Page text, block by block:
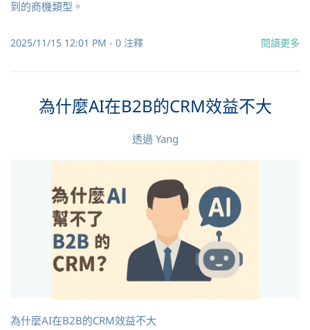
到的商機類型。
2025/11/15 12:01 PM - 0 注釋 閱讀更多
為什麼AI在B2B的CRM效益不大
透過 Yang
為什麼AI在B2B的CRM效益不大